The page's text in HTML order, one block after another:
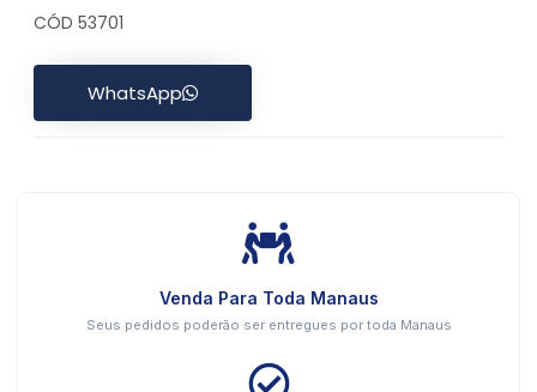
CÓD 53701
WhatsApp
Venda Para Toda Manaus
Seus pedidos poderão ser entregues por toda Manaus